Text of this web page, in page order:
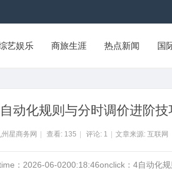
艺娱乐 商旅生涯 热点新闻 国
动化规则与分时调价进阶技
星商务网 查看: 135 评论: 1 文章来源: 互联网
：2026-06-0200:18:46onclick：4自动化